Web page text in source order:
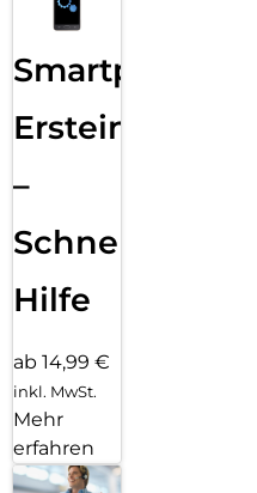
Smartphone
Ersteinrichtung
–
Schnelle
Hilfe
ab 14,99 €
inkl. MwSt.
Mehr
erfahren